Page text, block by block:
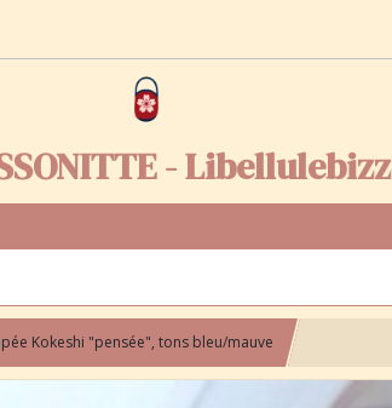
- Libellulebizz
Kokeshi "pensée", tons bleu/mauve